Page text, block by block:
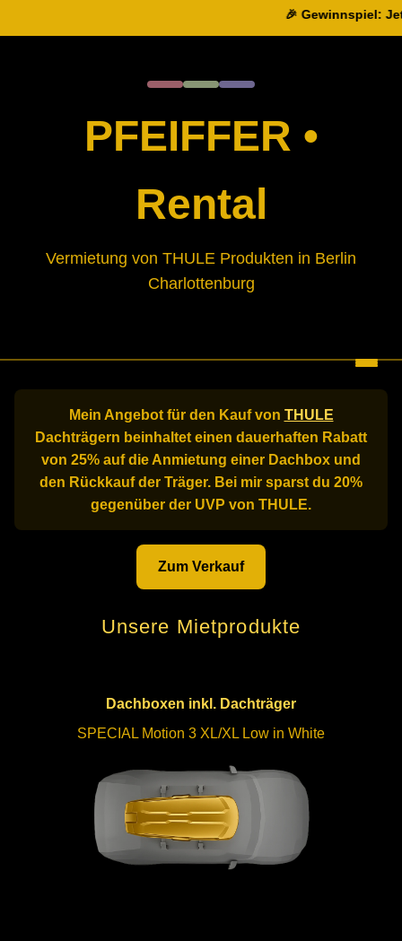
🎉 Gewinnspiel:
PFEIFFER •
Rental
Vermietung von THULE Produkten in Berlin
Charlottenburg
Mein Angebot für den Kauf von THULE
Dachträgern beinhaltet einen dauerhaften Rabatt
von 25% auf die Anmietung einer Dachbox und
den Rückkauf der Träger. Bei mir sparst du 20%
gegenüber der UVP von THULE.
Zum Verkauf
Unsere Mietprodukte
Dachboxen inkl. Dachträger